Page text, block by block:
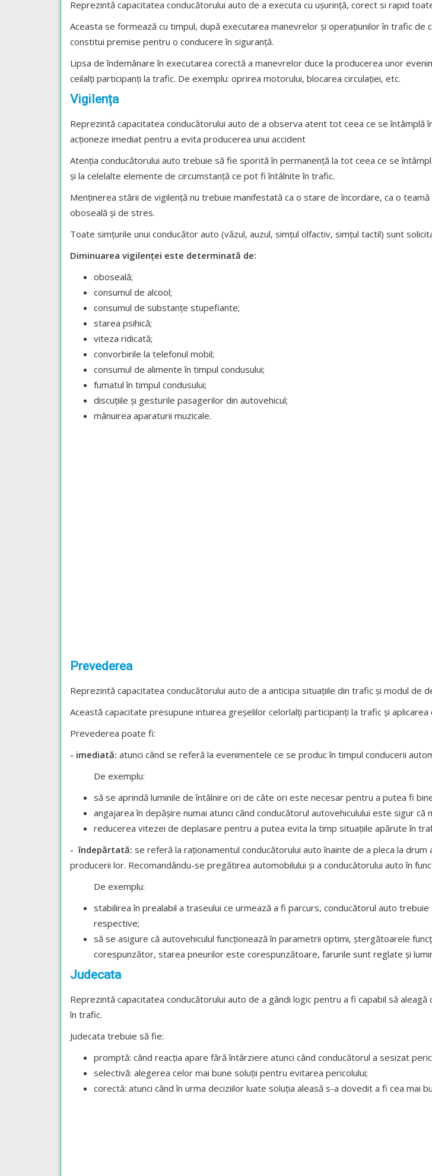
Reprezintă capacitatea conducătorului auto de a executa cu ușurință, corect si rapid
Aceasta se formează cu timpul, după executarea manevrelor și operațiunilor în trafic
constitui premise pentru o conducere în siguranţă.
Lipsa de îndemânare în executarea corectă a manevrelor duce la producerea unor
ceilalți participanți la trafic. De exemplu: oprirea motorului, blocarea circulației, etc.
Vigilența
Reprezintă capacitatea conducătorului auto de a observa atent tot ceea ce se întâmplă
acționeze imediat pentru a evita producerea unui accident
Atenția conducătorului auto trebuie să fie sporită în permanență la tot ceea ce se
și la celelalte elemente de circumstanță ce pot fi întâlnite în trafic.
Menținerea stării de vigilență nu trebuie manifestată ca o stare de încordare, ca o
oboseală și de stres.
Toate simțurile unui conducător auto (văzul, auzul, simțul olfactiv, simțul tactil) sunt
Diminuarea vigilenţei este determinată de:
oboseală;
consumul de alcool;
consumul de substanțe stupefiante;
starea psihică;
viteza ridicată;
convorbirile la telefonul mobil;
consumul de alimente în timpul condusului;
fumatul în timpul condusului;
discuțiile și gesturile pasagerilor din autovehicul;
mânuirea aparaturii muzicale.
Prevederea
Reprezintă capacitatea conducătorului auto de a anticipa situaţiile din trafic şi modul de
Această capacitate presupune intuirea greșelilor celorlalți participanți la trafic și
Prevederea poate fi:
- imediată: atunci când se referă la evenimentele ce se produc în timpul conducerii
De exemplu:
să se aprindă luminile de întâlnire ori de câte ori este necesar pentru a putea fi
angajarea în depășire numai atunci când conducătorul autovehiculului este sigur
reducerea vitezei de deplasare pentru a putea evita la timp situațiile apărute în
- îndepărtată: se referă la raționamentul conducătorului auto înainte de a pleca la
producerii lor. Recomandându-se pregătirea automobilului şi a conducătorului auto în
De exemplu:
stabilirea în prealabil a traseului ce urmează a fi parcurs, conducătorul auto
respective;
să se asigure că autovehiculul funcționează în parametrii optimi, ștergătoarele
corespunzător, starea pneurilor este corespunzătoare, farurile sunt reglate și
Judecata
Reprezintă capacitatea conducătorului auto de a gândi logic pentru a fi capabil să
în trafic.
Judecata trebuie să fie:
promptă: când reacția apare fără întârziere atunci când conducătorul a sesizat
selectivă: alegerea celor mai bune soluții pentru evitarea pericolului;
corectă: atunci când în urma deciziilor luate soluția aleasă s-a dovedit a fi cea mai